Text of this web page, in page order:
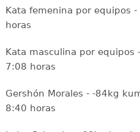
Kata femenina por equipos
horas
Kata masculina por equipos
7:08 horas
Gershón Morales - -84kg
8:40 horas